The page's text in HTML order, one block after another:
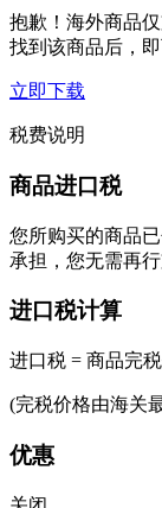
抱歉！海外商品
找到该商品后，即
立即下载
税费说明
商品进口税
您所购买的商品
承担，您无需再
进口税计算
进口税 = 商品完
(完税价格由海关
优惠